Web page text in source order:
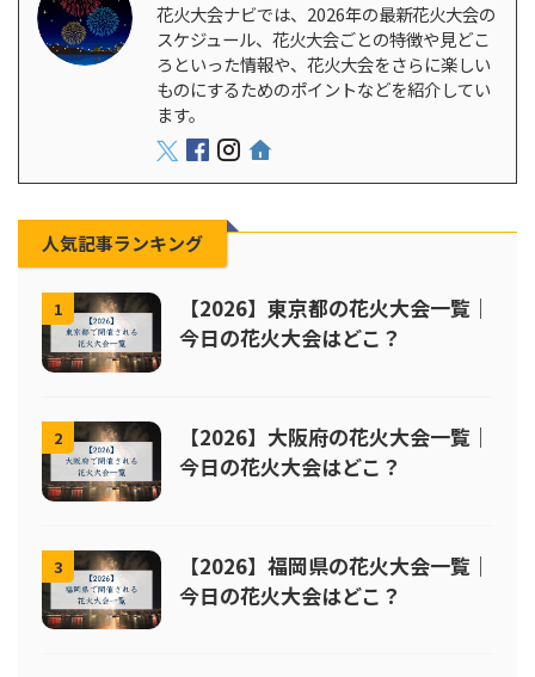
花火大会ナビでは、2026年の最新花火大会の
スケジュール、花火大会ごとの特徴や見どこ
ろといった情報や、花火大会をさらに楽しい
ものにするためのポイントなどを紹介してい
ます。
人気記事ランキング
1
【2026】東京都の花火大会一覧｜
今日の花火大会はどこ？
2
【2026】大阪府の花火大会一覧｜
今日の花火大会はどこ？
3
【2026】福岡県の花火大会一覧｜
今日の花火大会はどこ？